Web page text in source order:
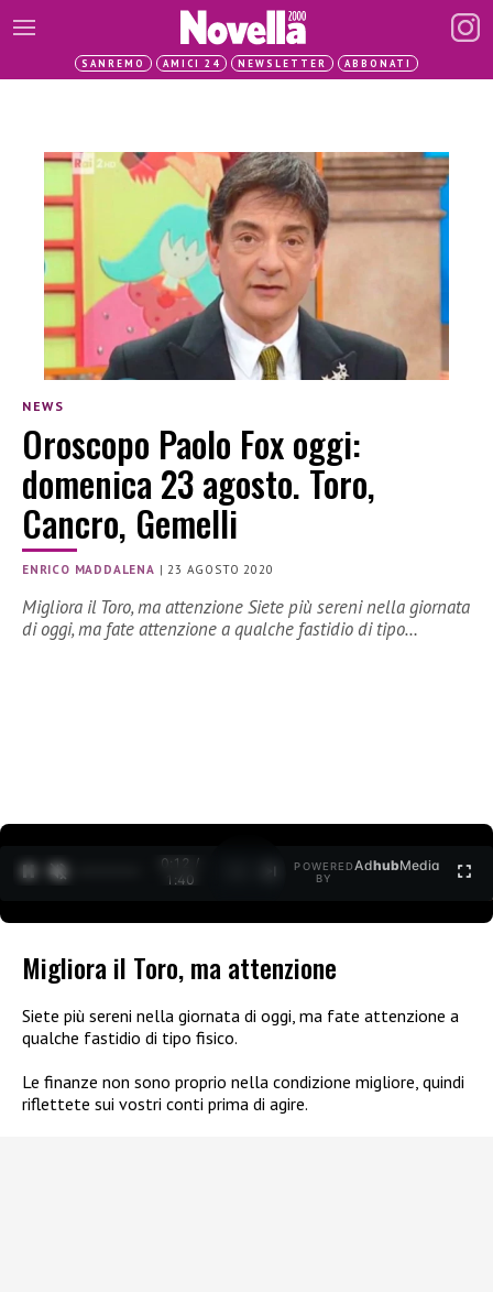
SANREMO AMICI 24 NEWSLETTER ABBONATI
NEWS
Oroscopo Paolo Fox oggi:
domenica 23 agosto. Toro,
Cancro, Gemelli
ENRICO MADDALENA |23 AGOSTO 2020
Migliora il Toro, ma attenzione Siete più sereni nella giornata
di oggi, ma fate attenzione a qualche fastidio di tipo…
0:12 /
1:40
POWERED
BY
AdhubMedia
Migliora il Toro, ma attenzione
Siete più sereni nella giornata di oggi, ma fate attenzione a
qualche fastidio di tipo fisico.
Le finanze non sono proprio nella condizione migliore, quindi
riflettete sui vostri conti prima di agire.